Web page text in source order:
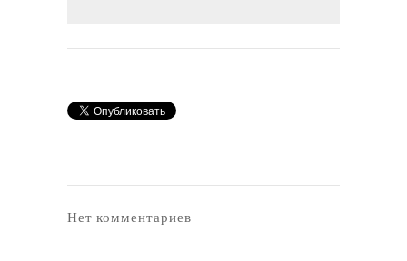
Нет комментариев